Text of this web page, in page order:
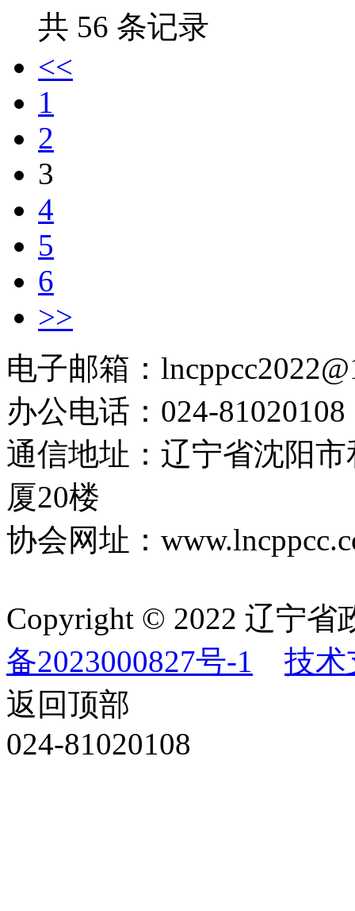
共 56 条记录
<<
1
2
3
4
5
6
>>
电子邮箱：
办公电话：024-81020108
通信地址：辽宁省沈阳
厦20楼
协会网址：
Copyright © 2022 辽宁
备2023000827号-1
技术
返回顶部
024-81020108